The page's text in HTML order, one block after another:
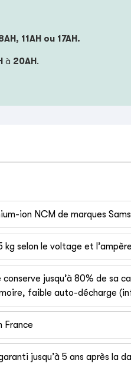
11AH ou 17AH.
à 20AH .
ion NCM de marques
kg selon le voltage et
jusqu’à 80% de sa
faible auto-décharge
France
jusqu’à 5 ans après la